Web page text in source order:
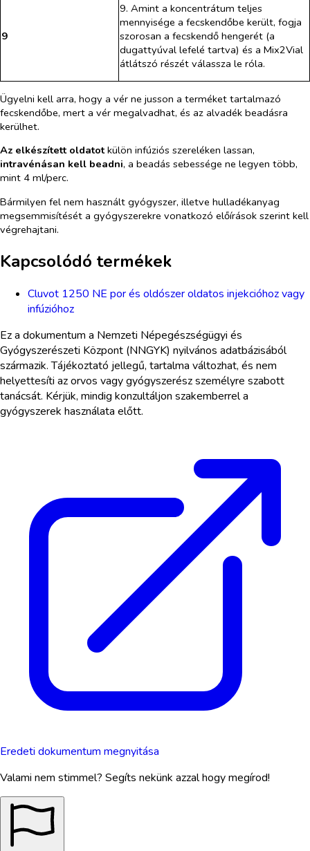
9
9. Amint a koncentrátum teljes
mennyisége a fecskendőbe került, fogja
szorosan a fecskendő hengerét (a
dugattyúval lefelé tartva) és a Mix2Vial
átlátszó részét válassza le róla.
Ügyelni kell arra, hogy a vér ne jusson a terméket tartalmazó
fecskendőbe, mert a vér megalvadhat, és az alvadék beadásra
kerülhet.
Az elkészített oldatotkülön infúziós szereléken lassan,
intravénásan kell beadni, a beadás sebessége ne legyen több,
mint 4 ml/perc.
Bármilyen fel nem használt gyógyszer, illetve hulladékanyag
megsemmisítését a gyógyszerekre vonatkozó előírások szerint kell
végrehajtani.
Kapcsolódó termékek
Cluvot 1250 NE por és oldószer oldatos injekcióhoz vagy
infúzióhoz
Ez a dokumentum a Nemzeti Népegészségügyi és
Gyógyszerészeti Központ (NNGYK) nyilvános adatbázisából
származik. Tájékoztató jellegű, tartalma változhat, és nem
helyettesíti az orvos vagy gyógyszerész személyre szabott
tanácsát. Kérjük, mindig konzultáljon szakemberrel a
gyógyszerek használata előtt.
Eredeti dokumentum megnyitása
Valami nem stimmel? Segíts nekünk azzal hogy megírod!